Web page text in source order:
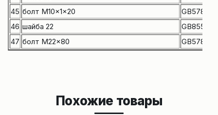
45 болт M10x1x20
GB5786-
46 шайба 22
GB855-88
47 болт M22x80 GB5780-
Похожие товары